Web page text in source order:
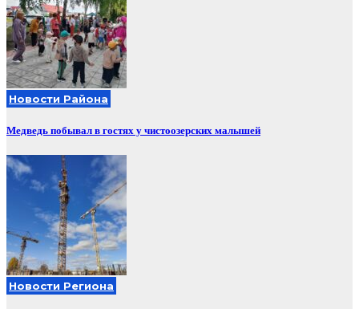
Новости Района
Медведь побывал в гостях у чистоозерских малышей
Новости Региона